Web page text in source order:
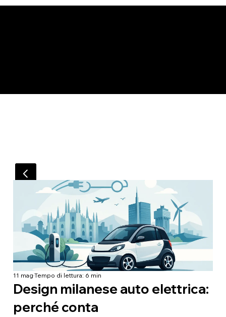
Design milanese auto elettrica:
perché conta
11 magTempo di lettura: 6 min